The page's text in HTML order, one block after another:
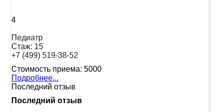
4
Педиатр
Стаж: 15
+7 (499) 519-38-52
Стоимость приема: 5000
Подробнее...
Последний отзыв
Последний отзыв